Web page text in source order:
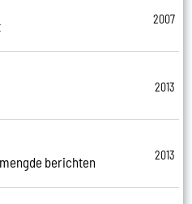
2007
2013
berichten
2013